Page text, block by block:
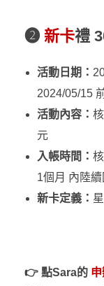
❷ 新卡禮
活動日期：
2024/05/15
活動內容：
元
入帳時間：
1個月 內陸
新卡定義：
👉 點Sara的